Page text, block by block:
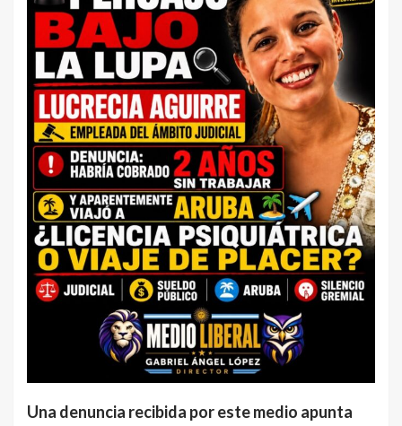
Una denuncia recibida por este medio apunta